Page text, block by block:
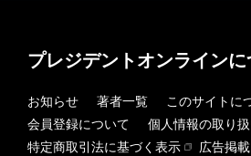
プレジデントオンラインに
お知らせ 著者一覧
このサイトに
会員登録について
個人情報の取り
特定商取引法に基づく表示
広告掲載